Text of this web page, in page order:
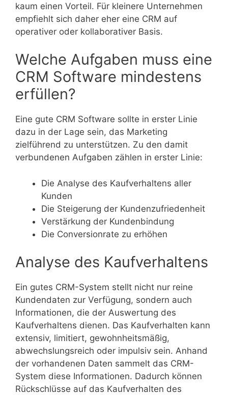
kaum einen Vorteil. Für kleinere Unternehmen
empfiehlt sich daher eher eine CRM auf
operativer oder kollaborativer Basis.
Welche Aufgaben muss eine
CRM Software mindestens
erfüllen?
Eine gute CRM Software sollte in erster Linie
dazu in der Lage sein, das Marketing
zielführend zu unterstützen. Zu den damit
verbundenen Aufgaben zählen in erster Linie:
Die Analyse des Kaufverhaltens aller
Kunden
Die Steigerung der Kundenzufriedenheit
Verstärkung der Kundenbindung
Die Conversionrate zu erhöhen
Analyse des Kaufverhaltens
Ein gutes CRM-System stellt nicht nur reine
Kundendaten zur Verfügung, sondern auch
Informationen, die der Auswertung des
Kaufverhaltens dienen. Das Kaufverhalten kann
extensiv, limitiert, gewohnheitsmäßig,
abwechslungsreich oder impulsiv sein. Anhand
der vorhandenen Daten sammelt das CRM-
System diese Informationen. Dadurch können
Rückschlüsse auf das Kaufverhalten des